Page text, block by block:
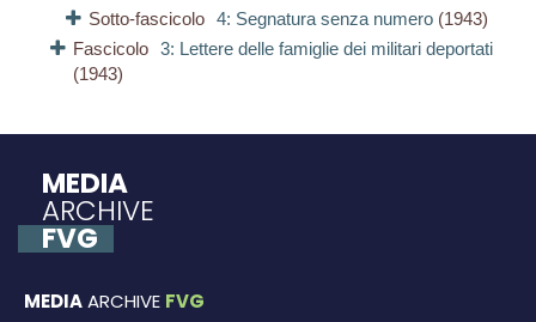
Sotto-fascicolo
4: Segnatura senza numero (1943)
Fascicolo 3: Lettere delle famiglie dei militari deportati
(1943)
MEDIA
ARCHIVE
FVG
MEDIAARCHIVE FVG